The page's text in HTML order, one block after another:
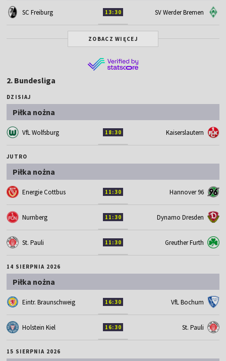
SC Freiburg 13:30 SV Werder Bremen
ZOBACZ WIĘCEJ
2. Bundesliga
DZISIAJ
Piłka nożna
VfL Wolfsburg 18:30 Kaiserslautern
JUTRO
Piłka nożna
Energie Cottbus 11:30 Hannover 96
Nurnberg 11:30 Dynamo Dresden
St. Pauli 11:30 Greuther Furth
14 SIERPNIA 2026
Piłka nożna
Eintr. Braunschweig 16:30 VfL Bochum
Holstein Kiel 16:30 St. Pauli
15 SIERPNIA 2026